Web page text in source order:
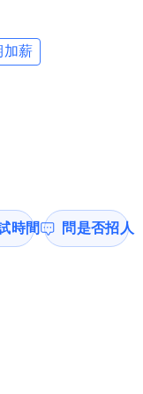
加薪
時間 問是否招人